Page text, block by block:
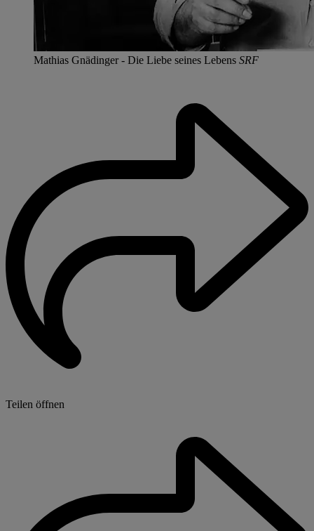
Mathias Gnädinger - Die Liebe seines Lebens SRF
Teilen öffnen